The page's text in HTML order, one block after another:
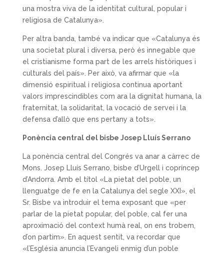
una mostra viva de la identitat cultural, popular i
religiosa de Catalunya».
Per altra banda, també va indicar que «Catalunya és
una societat plural i diversa, però és innegable que
el cristianisme forma part de les arrels històriques i
culturals del país». Per això, va afirmar que «la
dimensió espiritual i religiosa continua aportant
valors imprescindibles com ara la dignitat humana, la
fraternitat, la solidaritat, la vocació de servei i la
defensa d’allò que ens pertany a tots».
Ponència central del bisbe Josep Lluís Serrano
La ponència central del Congrés va anar a càrrec de
Mons. Josep Lluís Serrano, bisbe d’Urgell i copríncep
d’Andorra. Amb el títol «La pietat del poble, un
llenguatge de fe en la Catalunya del segle XXI», el
Sr. Bisbe va introduir el tema exposant que «per
parlar de la pietat popular, del poble, cal fer una
aproximació del context humà real, on ens trobem,
d’on partim». En aquest sentit, va recordar que
«l’Església anuncia l’Evangeli enmig d’un poble